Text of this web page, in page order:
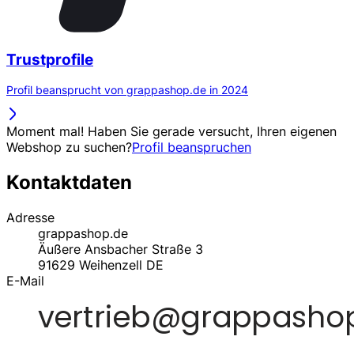
Trustprofile
Profil beansprucht von grappashop.de in 2024
Moment mal! Haben Sie gerade versucht, Ihren eigenen
Webshop zu suchen?Profil beanspruchen
Kontaktdaten
Adresse
grappashop.de
Äußere Ansbacher Straße 3
91629 Weihenzell DE
E-Mail